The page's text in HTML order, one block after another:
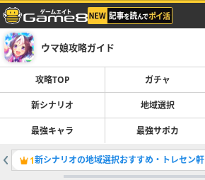
ウマ娘攻略ガイド
攻略TOP ガチャ
新シナリオ 地域選択
最強キャラ 最強サポカ
1新シナリオの地域選択おすすめ・トレセン軒